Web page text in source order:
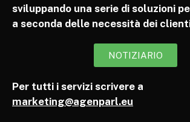
sviluppando una serie di soluzioni
a seconda delle necessità dei
NOTIZIARIO
Per tutti i servizi scrivere a
marketing@agenparl.eu